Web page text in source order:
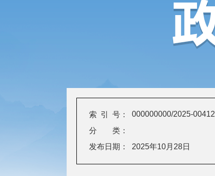
索 引 号： 000000000/2025-00412
分 类：
发布日期：
2025年10月28日